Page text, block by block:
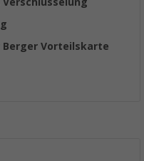
Berger Vorteilskarte